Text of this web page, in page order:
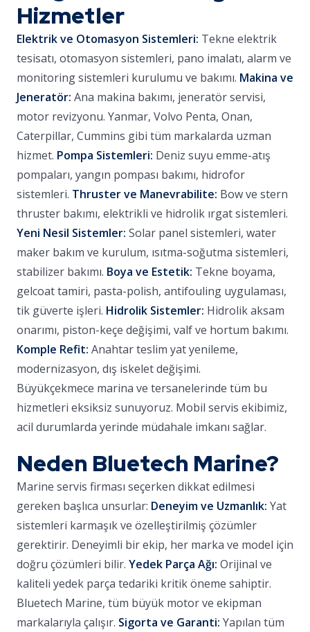
Hizmetler
Elektrik ve Otomasyon Sistemleri: Tekne elektrik
tesisatı, otomasyon sistemleri, pano imalatı, alarm ve
monitoring sistemleri kurulumu ve bakımı. Makina ve
Jeneratör: Ana makina bakımı, jeneratör servisi,
motor revizyonu. Yanmar, Volvo Penta, Onan,
Caterpillar, Cummins gibi tüm markalarda uzman
hizmet. Pompa Sistemleri: Deniz suyu emme-atış
pompaları, yangın pompası bakımı, hidrofor
sistemleri. Thruster ve Manevrabilite: Bow ve stern
thruster bakımı, elektrikli ve hidrolik ırgat sistemleri.
Yeni Nesil Sistemler: Solar panel sistemleri, water
maker bakım ve kurulum, ısıtma-soğutma sistemleri,
stabilizer bakımı. Boya ve Estetik: Tekne boyama,
gelcoat tamiri, pasta-polish, antifouling uygulaması,
tik güverte işleri. Hidrolik Sistemler: Hidrolik aksam
onarımı, piston-keçe değişimi, valf ve hortum bakımı.
Komple Refit: Anahtar teslim yat yenileme,
modernizasyon, dış iskelet değişimi.
Büyükçekmece marina ve tersanelerinde tüm bu
hizmetleri eksiksiz sunuyoruz. Mobil servis ekibimiz,
acil durumlarda yerinde müdahale imkanı sağlar.
Neden Bluetech Marine?
Marine servis firması seçerken dikkat edilmesi
gereken başlıca unsurlar: Deneyim ve Uzmanlık: Yat
sistemleri karmaşık ve özelleştirilmiş çözümler
gerektirir. Deneyimli bir ekip, her marka ve model için
doğru çözümleri bilir. Yedek Parça Ağı: Orijinal ve
kaliteli yedek parça tedariki kritik öneme sahiptir.
Bluetech Marine, tüm büyük motor ve ekipman
markalarıyla çalışır. Sigorta ve Garanti: Yapılan tüm